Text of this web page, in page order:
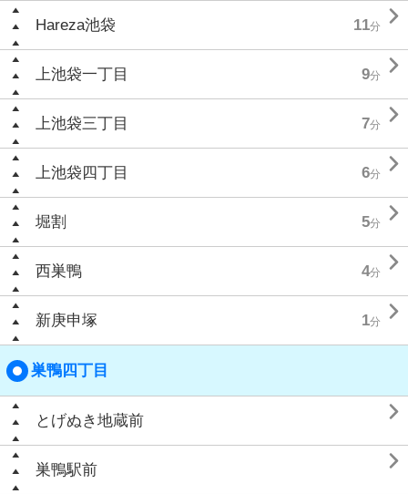
Hareza池袋 11分 
上池袋一丁目 9分 
上池袋三丁目 7分 
上池袋四丁目 6分 
堀割 5分 
西巣鴨 4分 
新庚申塚 1分 
巣鴨四丁目
とげぬき地蔵前 
巣鴨駅前 